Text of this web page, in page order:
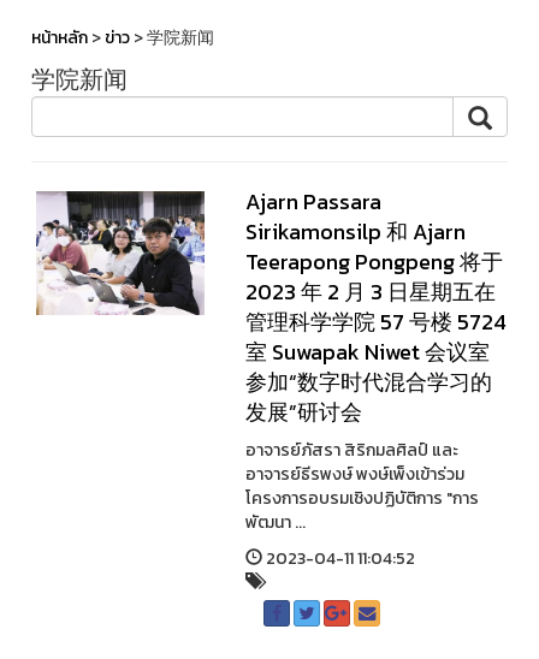
หน้าหลัก>ข่าว> 学院新闻
学院新闻
Ajarn Passara
Sirikamonsilp 和 Ajarn
Teerapong Pongpeng 将于
2023 年 2 月 3 日星期五在
管理科学学院 57 号楼 5724
室 Suwapak Niwet 会议室
参加“数字时代混合学习的
发展”研讨会
อาจารย์ภัสรา สิริกมลศิลป์ และ
อาจารย์ธีรพงษ์ พงษ์เพ็งเข้าร่วม
โครงการอบรมเชิงปฏิบัติการ "การ
พัฒนา ...
2023-04-11 11:04:52